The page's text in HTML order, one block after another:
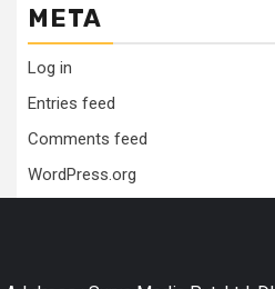
META
Log in
Entries feed
Comments feed
WordPress.org